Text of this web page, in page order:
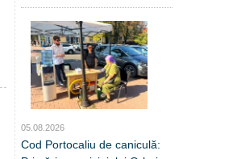
05.08.2026
Cod Portocaliu de caniculă: